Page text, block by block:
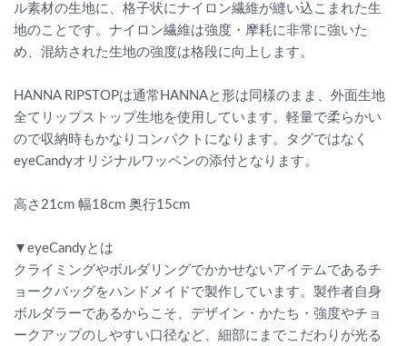
ル素材の生地に、格子状にナイロン繊維が縫い込こまれた生
地のことです。ナイロン繊維は強度・摩耗に非常に強いた
め、混紡された生地の強度は格段に向上します。
HANNA RIPSTOPは通常HANNAと形は同様のまま、外面生地
全てリップストップ生地を使用しています。軽量で柔らかい
ので収納時もかなりコンパクトになります。タグではなく
eyeCandyオリジナルワッペンの添付となります。
高さ21cm 幅18cm 奥行15cm
▼eyeCandyとは
クライミングやボルダリングでかかせないアイテムであるチ
ョークバッグをハンドメイドで製作しています。製作者自身
ボルダラーであるからこそ、デザイン・かたち・強度やチョ
ークアップのしやすい口径など、細部にまでこだわりが光る